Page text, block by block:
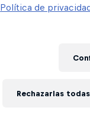
Política de
Rechazarlas todas